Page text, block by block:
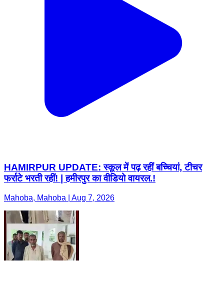
HAMIRPUR UPDATE: स्कूल में पढ़ रहीं बच्चियां, टीचर
फर्राटे भरती रहीं! | हमीरपुर का वीडियो वायरल.!
Mahoba, Mahoba | Aug 7, 2026